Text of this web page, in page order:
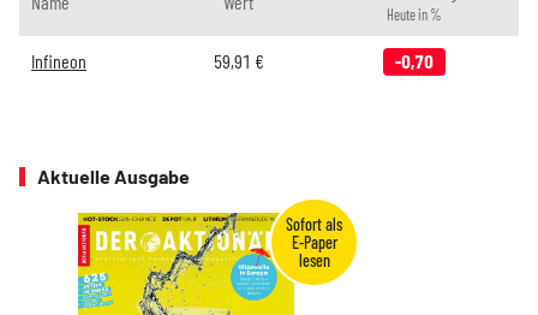
Heute in %
Infineon 59,91 € -0,70
Aktuelle Ausgabe